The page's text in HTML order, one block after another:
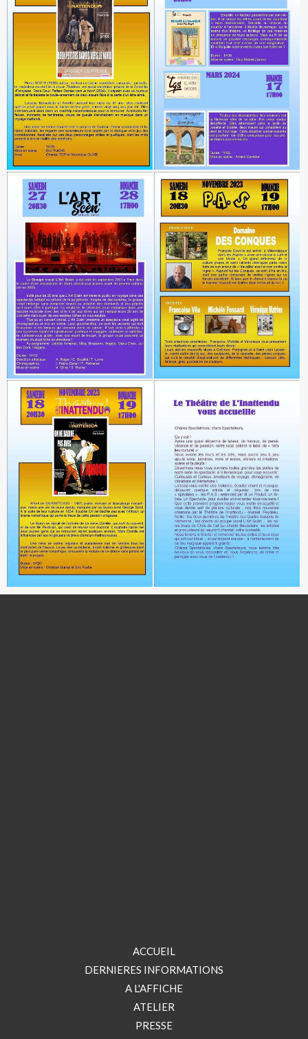
ACCUEIL
DERNIERES INFORMATIONS
A L'AFFICHE
ATELIER
PRESSE